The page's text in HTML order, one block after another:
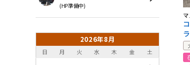
(HP準備中)
2026年8月
日 月 火 水 木 金
土